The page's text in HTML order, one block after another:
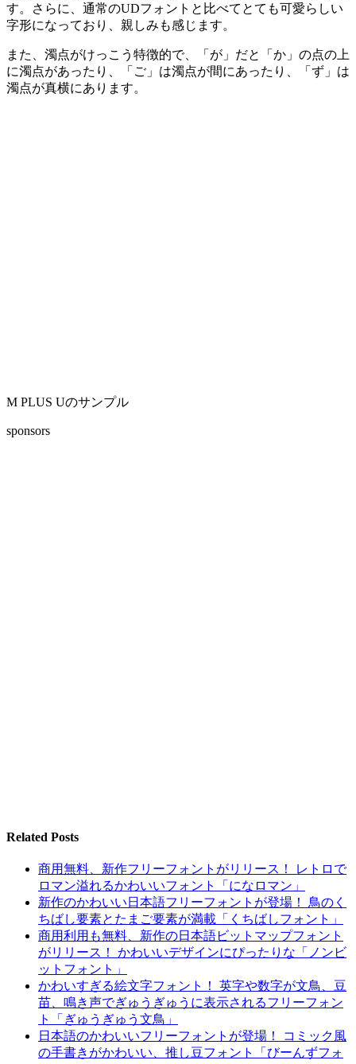
す。さらに、通常のUDフォントと比べてとても可愛らしい
字形になっており、親しみも感じます。
また、濁点がけっこう特徴的で、「が」だと「か」の点の上
に濁点があったり、「ご」は濁点が間にあったり、「ず」は
濁点が真横にあります。
M PLUS Uのサンプル
sponsors
Related Posts
商用無料、新作フリーフォントがリリース！ レトロで
ロマン溢れるかわいいフォント「になロマン」
新作のかわいい日本語フリーフォントが登場！ 鳥のく
ちばし要素とたまご要素が満載「くちばしフォント」
商用利用も無料、新作の日本語ビットマップフォント
がリリース！ かわいいデザインにぴったりな「ノンビ
ットフォント」
かわいすぎる絵文字フォント！ 英字や数字が文鳥、豆
苗、鳴き声でぎゅうぎゅうに表示されるフリーフォン
ト「ぎゅうぎゅう文鳥」
日本語のかわいいフリーフォントが登場！ コミック風
の手書きがかわいい、推し豆フォント「びーんずフォ